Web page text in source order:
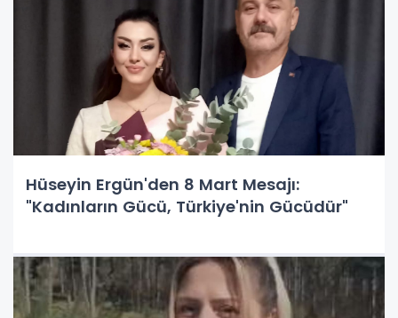
Hüseyin Ergün'den 8 Mart Mesajı:
"Kadınların Gücü, Türkiye'nin Gücüdür"